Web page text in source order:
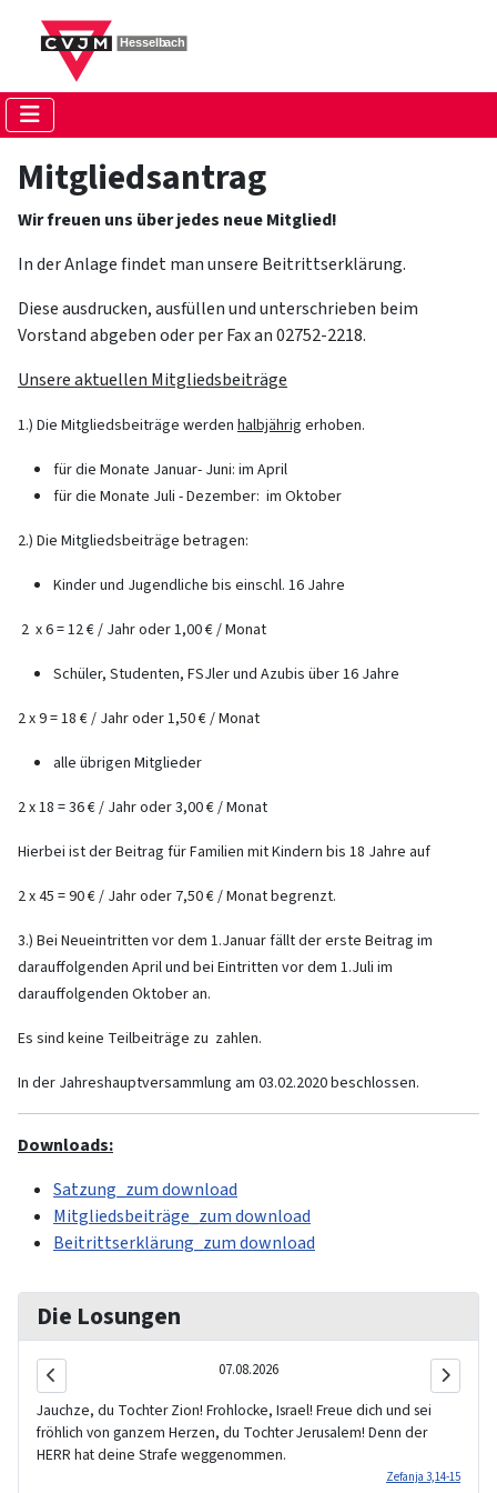
Mitgliedsantrag
Wir freuen uns über jedes neue Mitglied!
In der Anlage findet man unsere Beitrittserklärung.
Diese ausdrucken, ausfüllen und unterschrieben beim
Vorstand abgeben oder per Fax an 02752-2218.
Unsere aktuellen Mitgliedsbeiträge
1.) Die Mitgliedsbeiträge werden halbjährig erhoben.
für die Monate Januar- Juni: im April
für die Monate Juli - Dezember: im Oktober
2.) Die Mitgliedsbeiträge betragen:
Kinder und Jugendliche bis einschl. 16 Jahre
2 x 6 = 12 € / Jahr oder 1,00 € / Monat
Schüler, Studenten, FSJler und Azubis über 16 Jahre
2 x 9 = 18 € / Jahr oder 1,50 € / Monat
alle übrigen Mitglieder
2 x 18 = 36 € / Jahr oder 3,00 € / Monat
Hierbei ist der Beitrag für Familien mit Kindern bis 18 Jahre auf
2 x 45 = 90 € / Jahr oder 7,50 € / Monat begrenzt.
3.) Bei Neueintritten vor dem 1.Januar fällt der erste Beitrag im
darauffolgenden April und bei Eintritten vor dem 1.Juli im
darauffolgenden Oktober an.
Es sind keine Teilbeiträge zu zahlen.
In der Jahreshauptversammlung am 03.02.2020 beschlossen.
Downloads:
Satzung_zum download
Mitgliedsbeiträge_zum download
Beitrittserklärung_zum download
Die Losungen
07.08.2026
Jauchze, du Tochter Zion! Frohlocke, Israel! Freue dich und sei
fröhlich von ganzem Herzen, du Tochter Jerusalem! Denn der
HERR hat deine Strafe weggenommen.
Zefanja 3,14-15